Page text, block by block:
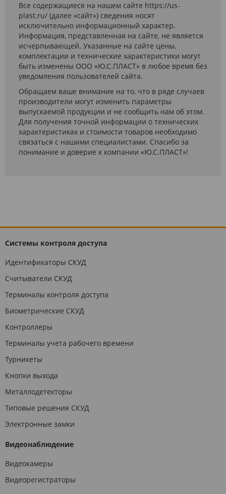
Все содержащиеся на нашем сайте https://us-
plast.ru/ (далее «сайт») сведения носят
исключительно информационный характер.
Информация, представленная на сайте, не является
исчерпывающей. Указанные на сайте цены,
комплектации и технические характеристики могут
быть изменены ООО «Ю.С.ПЛАСТ» в любое время без
уведомления пользователей сайта.
Обращаем ваше внимание на то, что в ряде случаев
производители могут изменить параметры
выпускаемой продукции и не сообщить нам об этом.
Для получения точной информации о технических
характеристиках и стоимости товаров необходимо
связаться с нашими специалистами. Спасибо за
понимание и доверие к компании «Ю.С.ПЛАСТ»!
Системы контроля доступа
Идентификаторы СКУД
Считыватели СКУД
Терминалы контроля доступа
Биометрические СКУД
Контроллеры
Терминалы учета рабочего времени
Турникеты
Кнопки выхода
Металлодетекторы
Типовые решения СКУД
Электронные замки
Видеонаблюдение
Видеокамеры
Видеорегистраторы